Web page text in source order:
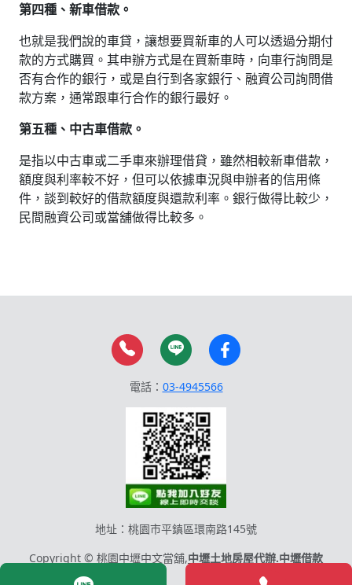
第四種、新車借款。
也就是我們說的車貸，讓想要買新車的人可以透過分期付
款的方式購買。其申辦方式是在買新車時，向車行詢問是
否有合作的銀行，或是自行到各家銀行、融資公司詢問借
款方案，通常跟車行合作的銀行最好。
第五種、中古車借款。
是指以中古車或二手車來辦理借貸，雖然相較新車借款，
額度與利率較不好，但可以依據車況與申辦者的信用條
件，談到較好的借款額度與還款利率。銀行做得比較少，
民間融資公司或當舖做得比較多。
電話： 03-4945566
地址：桃園市平鎮區環南路145號
Copyright © 桃園中壢中文當舖,中壢土地房屋代辦.中壢借款